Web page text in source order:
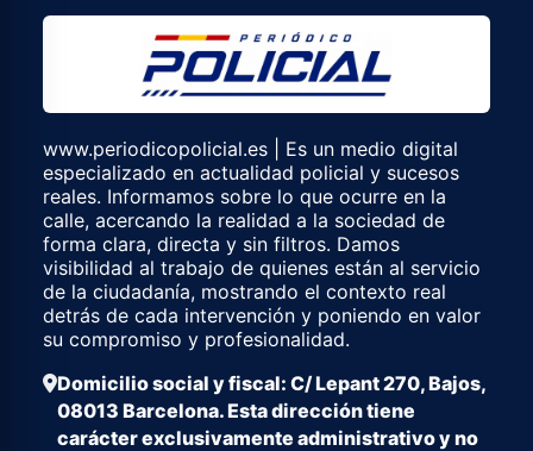
www.periodicopolicial.es | Es un medio digital
especializado en actualidad policial y sucesos
reales. Informamos sobre lo que ocurre en la
calle, acercando la realidad a la sociedad de
forma clara, directa y sin filtros. Damos
visibilidad al trabajo de quienes están al servicio
de la ciudadanía, mostrando el contexto real
detrás de cada intervención y poniendo en valor
su compromiso y profesionalidad.
Domicilio social y fiscal: C/ Lepant 270, Bajos,
08013 Barcelona. Esta dirección tiene
carácter exclusivamente administrativo y no